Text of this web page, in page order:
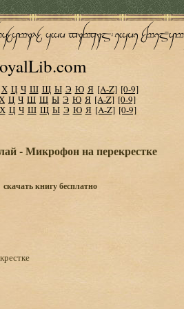
Х Ц Ч Ш Щ Ы Э Ю Я [A-Z] [0-9]
Ц Ч Ш Щ Ы Э Ю Я [A-Z] [0-9]
Х Ц Ч Ш Щ Ы Э Ю Я [A-Z] [0-9]
- Микрофон на перекрестке
скачать книгу бесплатно